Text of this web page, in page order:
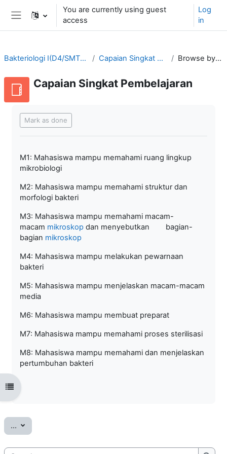
Skip to main content
Side panel
You are currently using guest
access
Log
in
Open course index
Bakteriologi I(D4/SMT3-2021/2022) Capaian Singkat Pembelajaran Browse by alphabet
Capaian Singkat Pembelajaran
Mark as done
M1: Mahasiswa mampu memahami ruang lingkup
mikrobiologi
M2: Mahasiswa mampu memahami struktur dan
morfologi bakteri
M3: Mahasiswa mampu memahami macam-
macam mikroskop dan menyebutkan bagian-
bagian mikroskop
M4: Mahasiswa mampu melakukan pewarnaan
bakteri
M5: Mahasiswa mampu menjelaskan macam-macam
media
M6: Mahasiswa mampu membuat preparat
M7: Mahasiswa mampu memahami proses sterilisasi
M8: Mahasiswa mampu memahami dan menjelaskan
pertumbuhan bakteri
... Export entries
Search